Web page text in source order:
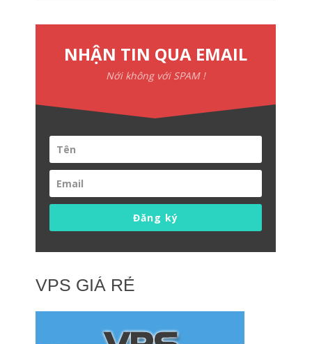
NHẬN TIN QUA EMAIL
Nới không với SPAM !
Đăng ký
VPS GIÁ RẺ